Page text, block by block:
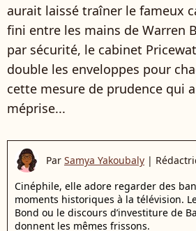
aurait laissé traîner le fameux
fini entre les mains de Warren
par sécurité, le cabinet
double les enveloppes pour
cette mesure de prudence qui
méprise...
Par Samya Yakoubaly |
Cinéphile, elle adore regarder des
moments historiques à la télévision.
Bond ou le discours d’investiture de
donnent les mêmes frissons.